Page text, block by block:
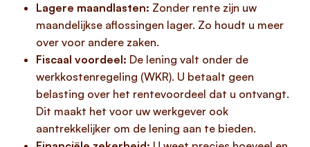
Lagere maandlasten: Zonder rente zijn uw
maandelijkse aflossingen lager. Zo houdt u meer
over voor andere zaken.
Fiscaal voordeel: De lening valt onder de
werkkostenregeling (WKR). U betaalt geen
belasting over het rentevoordeel dat u ontvangt.
Dit maakt het voor uw werkgever ook
aantrekkelijker om de lening aan te bieden.